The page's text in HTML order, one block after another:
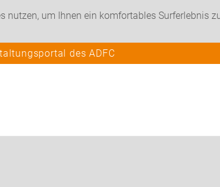
nutzen, um Ihnen ein komfortables Surferlebnis
des ADFC